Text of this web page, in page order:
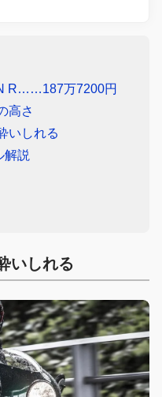
R……187万7200円
高さ
いしれる
解説
いしれる